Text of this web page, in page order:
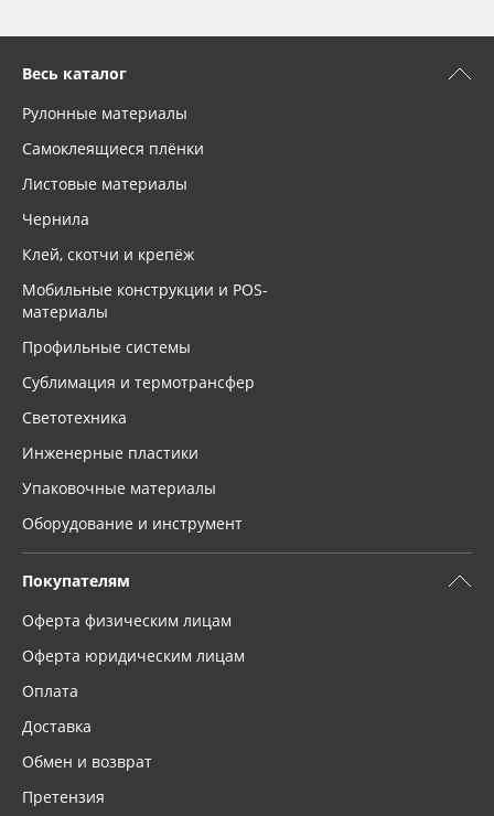
Весь каталог
Рулонные материалы
Самоклеящиеся плёнки
Листовые материалы
Чернила
Клей, скотчи и крепёж
Мобильные конструкции и POS-
материалы
Профильные системы
Сублимация и термотрансфер
Светотехника
Инженерные пластики
Упаковочные материалы
Оборудование и инструмент
Покупателям
Оферта физическим лицам
Оферта юридическим лицам
Оплата
Доставка
Обмен и возврат
Претензия